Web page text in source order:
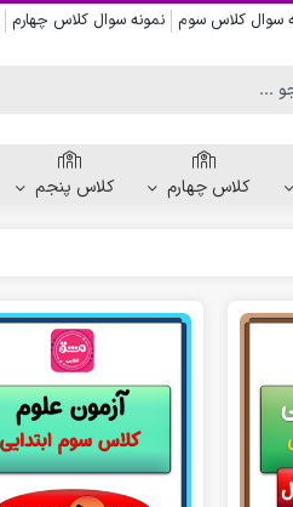
سوال کلاس سوم نمونه سوال کلاس چهارم
کاربرگ نقاشی و رنگ آمیزی
کاربرگ پیش از نوشتن
کاربرگ نقطه چین حروف الفبا
کلاس چهارم کلاس پنجم